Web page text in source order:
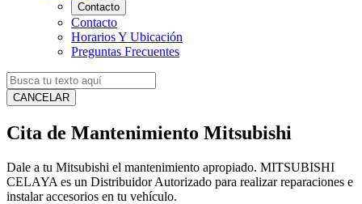
Contacto
Contacto
Horarios Y Ubicación
Preguntas Frecuentes
CANCELAR
Cita de Mantenimiento Mitsubishi
Dale a tu Mitsubishi el mantenimiento apropiado. MITSUBISHI
CELAYA es un Distribuidor Autorizado para realizar reparaciones e
instalar accesorios en tu vehículo.